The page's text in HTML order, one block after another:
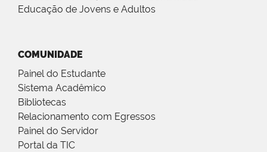
Educação de Jovens e Adultos
COMUNIDADE
Painel do Estudante
Sistema Acadêmico
Bibliotecas
Relacionamento com Egressos
Painel do Servidor
Portal da TIC